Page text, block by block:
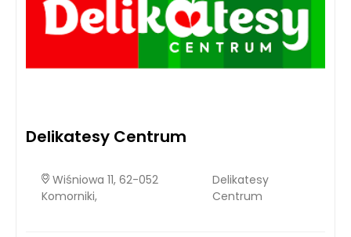
Delikatesy Centrum
Wiśniowa 11, 62-052
Komorniki,
Delikatesy
Centrum